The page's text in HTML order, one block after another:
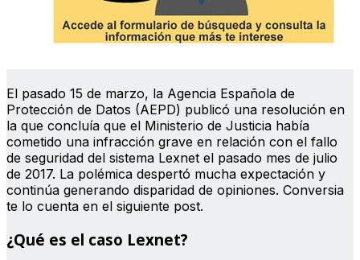
El pasado 15 de marzo, la Agencia Española de
Protección de Datos (AEPD) publicó una resolución en
la que concluía que el Ministerio de Justicia había
cometido una infracción grave en relación con el fallo
de seguridad del sistema Lexnet el pasado mes de julio
de 2017. La polémica despertó mucha expectación y
continúa generando disparidad de opiniones. Conversia
te lo cuenta en el siguiente post.
¿Qué es el caso Lexnet?